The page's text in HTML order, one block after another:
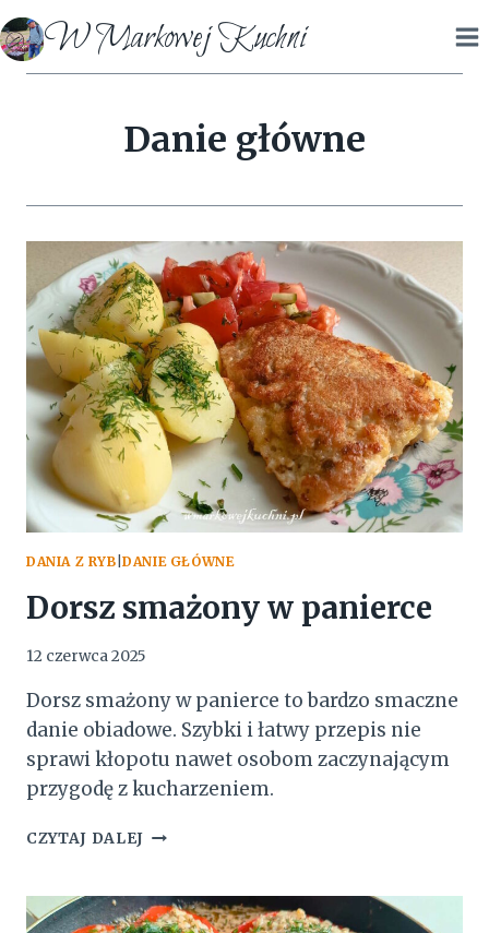
Przejdź
do
treści
W Markowej Kuchni
Danie główne
DANIA Z RYB |DANIE GŁÓWNE
Dorsz smażony w panierce
12 czerwca 2025
Dorsz smażony w panierce to bardzo smaczne
danie obiadowe. Szybki i łatwy przepis nie
sprawi kłopotu nawet osobom zaczynającym
przygodę z kucharzeniem.
CZYTAJ DALEJ DORSZ
PANIERCE